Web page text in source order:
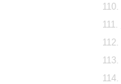
110.
111.
112.
113.
114.